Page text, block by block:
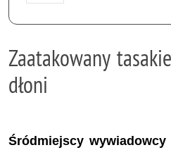
Zaatakowany
dłoni
Śródmiejscy wywiadowcy